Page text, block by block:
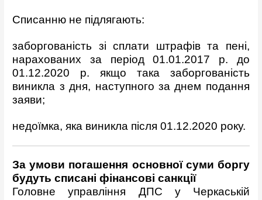
Списанню не підлягають:
заборгованість зі сплати штрафів та пені,
нарахованих за період 01.01.2017 р. до
01.12.2020 р. якщо така заборгованість
виникла з дня, наступного за днем подання
заяви;
недоїмка, яка виникла після 01.12.2020 року.
За умови погашення основної суми боргу
будуть списані фінансові санкції
Головне управління ДПС у Черкаській